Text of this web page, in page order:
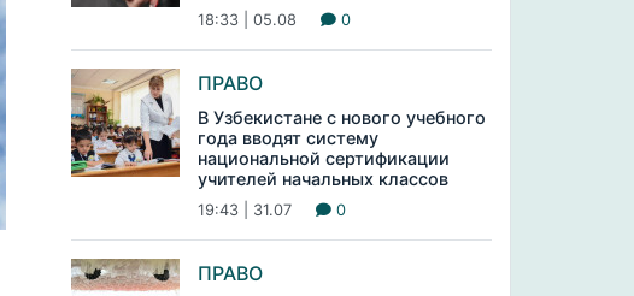
18:33 | 05.08 0
ПРАВО
В Узбекистане с нового учебного
года вводят систему
национальной сертификации
учителей начальных классов
19:43 | 31.07 0
ПРАВО